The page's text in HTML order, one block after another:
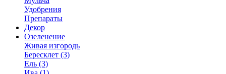
Удобрения
Препараты
Декор
Озеленение
Живая изгородь
Бересклет (3)
Ель (3)